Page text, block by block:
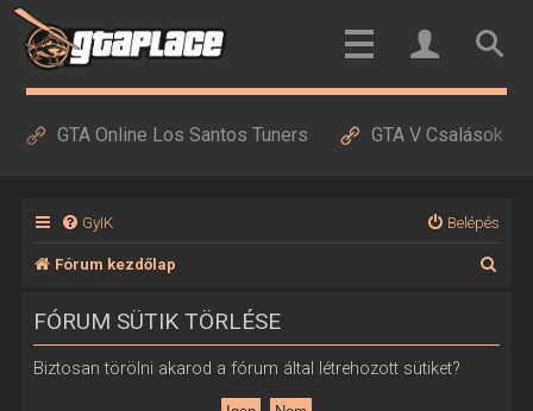
GTA Online Los Santos Tuners GTA V Csalások
GyIK Belépés
Fórum kezdőlap
FÓRUM SÜTIK TÖRLÉSE
Biztosan törölni akarod a fórum által létrehozott sütiket?